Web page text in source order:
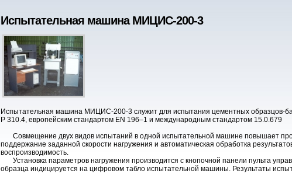
Испытательная машина МИЦИС-200-3
Испытательная машина МИЦИС-200-3 служит для испытания цементных образцов-
Р 310.4, европейским стандартом EN 196–1 и международным стандартом 15.0.679
Совмещение двух видов испытаний в одной испытательной машине повышает
поддержание заданной скорости нагружения и автоматическая обработка
воспроизводимость.
Установка параметров нагружения производится с кнопочной панели пульта
образца индицируется на цифровом табло испытательной машины. Результаты